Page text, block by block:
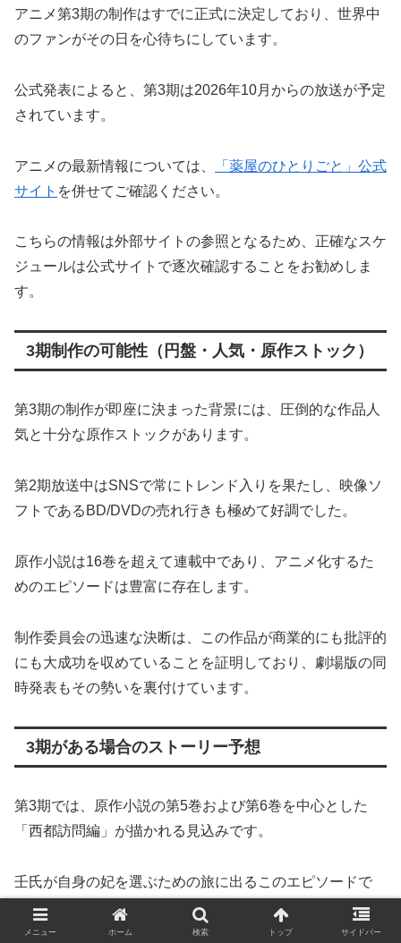
アニメ第3期の制作はすでに正式に決定しており、世界中
のファンがその日を心待ちにしています。
公式発表によると、第3期は2026年10月からの放送が予定
されています。
アニメの最新情報については、
「薬屋のひとりごと」公式
サイト を併せてご確認ください。
こちらの情報は外部サイトの参照となるため、正確なスケ
ジュールは公式サイトで逐次確認することをお勧めしま
す。
3期制作の可能性（円盤・人気・原作ストック）
第3期の制作が即座に決まった背景には、圧倒的な作品人
気と十分な原作ストックがあります。
第2期放送中はSNSで常にトレンド入りを果たし、映像ソ
フトであるBD/DVDの売れ行きも極めて好調でした。
原作小説は16巻を超えて連載中であり、アニメ化するた
めのエピソードは豊富に存在します。
制作委員会の迅速な決断は、この作品が商業的にも批評的
にも大成功を収めていることを証明しており、劇場版の同
時発表もその勢いを裏付けています。
3期がある場合のストーリー予想
第3期では、原作小説の第5巻および第6巻を中心とした
「西都訪問編」が描かれる見込みです。
壬氏が自身の妃を選ぶための旅に出るこのエピソードで
は、猫猫も外廷の官女として同行し、政治的な陰謀に巻き
込まれていきます。
メニュー ホーム 検索 トップ サイドバー